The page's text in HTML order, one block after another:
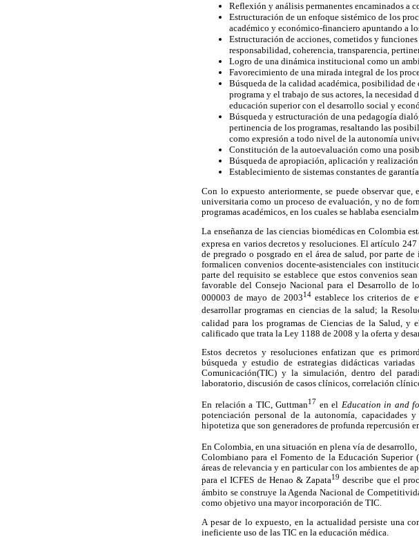
Reflexión y análisis permanentes encaminados a
Estructuración de un enfoque sistémico de los
académico y económico-financiero apuntando a
Estructuración de acciones, cometidos y
responsabilidad, coherencia, transparencia,
Logro de una dinámica institucional como un
Favorecimiento de una mirada integral de los
Búsqueda de la calidad académica, posibilidad
programa y el trabajo de sus actores, la
educación superior con el desarrollo social y
Búsqueda y estructuración de una pedagogía
pertinencia de los programas, resaltando las
como expresión a todo nivel de la autonomía
Constitución de la autoevaluación como una
Búsqueda de apropiación, aplicación y
Establecimiento de sistemas constantes de
Con lo expuesto anteriormente, se puede observar
universitaria como un proceso de evaluación, y no de
programas académicos, en los cuales se hablaba
La enseñanza de las ciencias biomédicas en Colombia
expresa en varios decretos y resoluciones. El artículo
de pregrado o posgrado en el área de salud, por parte
formalicen convenios docente-asistenciales con
parte del requisito se establece que estos convenios
favorable del Consejo Nacional para el Desarrollo de
000003 de mayo de 200314establece los criterios de
desarrollar programas en ciencias de la salud; la
calidad para los programas de Ciencias de la Salud,
calificado que trata la Ley 1188 de 2008 y la oferta y
Estos decretos y resoluciones enfatizan que es
búsqueda y estudio de estrategias didácticas
Comunicación(TIC) y la simulación, dentro del
laboratorio, discusión de casos clínicos, correlación
En relación a TIC, Guttman17 en el Education in and
potenciación personal de la autonomía, capacidades
hipotetiza que son generadores de profunda repercusión
En Colombia, en una situación en plena vía de
Colombiano para el Fomento de la Educación Superior
áreas de relevancia y en particular con los ambientes de
para el ICFES de Henao & Zapata19 describe que el
ámbito se construye la Agenda Nacional de
como objetivo una mayor incorporación de TIC.
A pesar de lo expuesto, en la actualidad persiste una
ineficiente uso de las TIC en la educación médica.